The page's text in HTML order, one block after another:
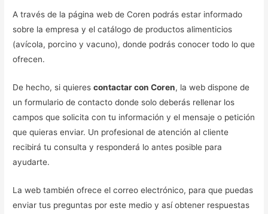
A través de la página web de Coren podrás estar informado
sobre la empresa y el catálogo de productos alimenticios
(avícola, porcino y vacuno), donde podrás conocer todo lo que
ofrecen.
De hecho, si quierescontactar con Coren, la web dispone de
un formulario de contacto donde solo deberás rellenar los
campos que solicita con tu información y el mensaje o petición
que quieras enviar. Un profesional de atención al cliente
recibirá tu consulta y responderá lo antes posible para
ayudarte.
La web también ofrece el correo electrónico, para que puedas
enviar tus preguntas por este medio y así obtener respuestas